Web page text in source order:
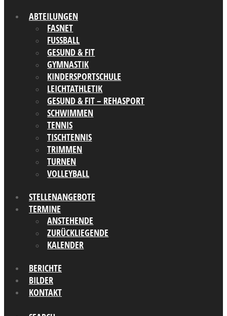
ABTEILUNGEN
FASNET
FUSSBALL
GESUND & FIT
GYMNASTIK
KINDERSPORTSCHULE
LEICHTATHLETIK
GESUND & FIT – REHASPORT
SCHWIMMEN
TENNIS
TISCHTENNIS
TRIMMEN
TURNEN
VOLLEYBALL
STELLENANGEBOTE
TERMINE
ANSTEHENDE
ZURÜCKLIEGENDE
KALENDER
BERICHTE
BILDER
KONTAKT